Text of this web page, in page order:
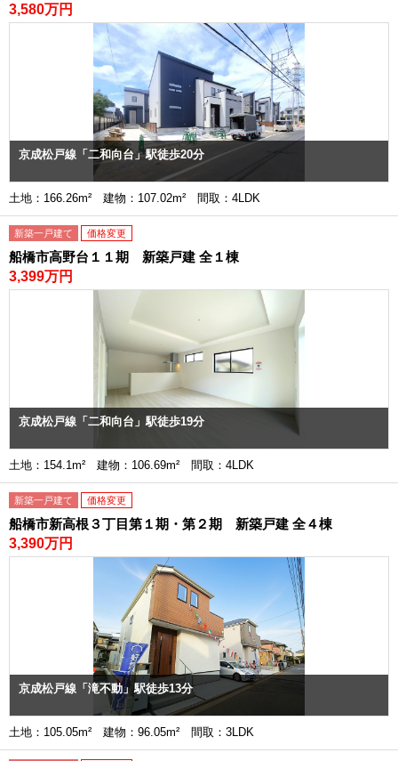
3,580万円
京成松戸線「二和向台」駅徒歩20分
土地：166.26m² 建物：107.02m² 間取：4LDK
新築一戸建て 価格変更
船橋市高野台１１期 新築戸建 全１棟
3,399万円
京成松戸線「二和向台」駅徒歩19分
土地：154.1m² 建物：106.69m² 間取：4LDK
新築一戸建て 価格変更
船橋市新高根３丁目第１期・第２期 新築戸建 全４棟
3,390万円
京成松戸線「滝不動」駅徒歩13分
土地：105.05m² 建物：96.05m² 間取：3LDK